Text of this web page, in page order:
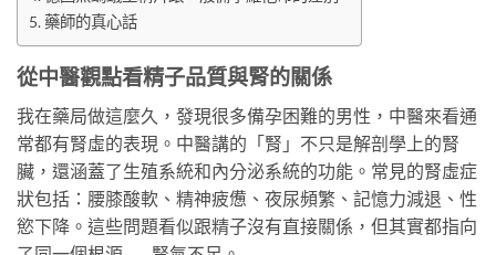
藥師的真心話
從中醫觀點看精子品質與腎的關係
我在藥局做這麼久，發現很多備孕困難的男性，中醫來看通
常都有腎虛的表現。中醫講的「腎」不只是解剖學上的腎
臟，還涵蓋了生殖系統和內分泌系統的功能。常見的腎虛症
狀包括：腰膝酸軟、精神疲憊、夜尿頻繁、記憶力減退、性
慾下降。這些問題看似跟精子沒有直接關係，但其實都指向